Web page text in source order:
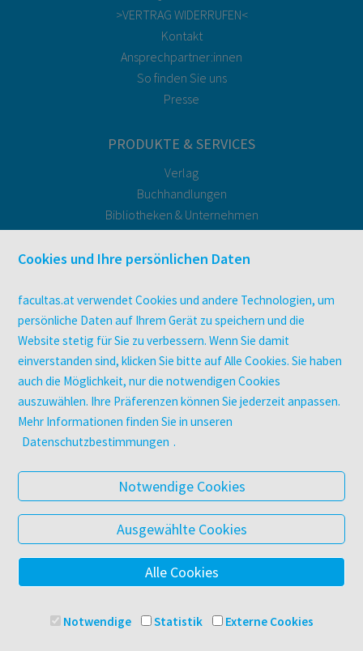
>VERTRAG WIDERRUFEN<
Kontakt
Ansprechpartner:innen
So finden Sie uns
Presse
PRODUKTE & SERVICES
Verlag
Buchhandlungen
Bibliotheken & Unternehmen
Druckerei facultas druckt.
Zeitschriften
Digitale Angebote
UNTERNEHMEN
Über facultas
facultas Kooperationen
Arbeiten bei facultas
Datenschutz & Cookies
AGB
Barrierefreiheit
© 2025 Facultas Verlags- und Buchhandels AG
Cookies und Ihre persönlichen Daten
facultas.at verwendet Cookies und andere Technologien, um
persönliche Daten auf Ihrem Gerät zu speichern und die
Website stetig für Sie zu verbessern. Wenn Sie damit
einverstanden sind, klicken Sie bitte auf Alle Cookies. Sie haben
auch die Möglichkeit, nur die notwendigen Cookies
auszuwählen. Ihre Präferenzen können Sie jederzeit anpassen.
Mehr Informationen finden Sie in unseren
Datenschutzbestimmungen .
Notwendige Cookies
Ausgewählte Cookies
Alle Cookies
Notwendige Statistik Externe Cookies